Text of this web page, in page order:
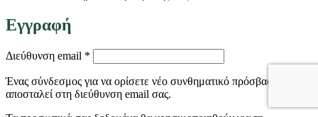
Εγγραφή
Διεύθυνση email *
Ένας σύνδεσμος για να ορίσετε νέο συνθηματικό πρόσβασης θα
αποσταλεί στη διεύθυνση email σας.